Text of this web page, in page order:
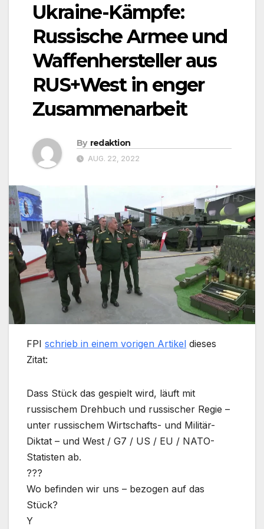
Ukraine-Kämpfe:
Russische Armee und
Waffenhersteller aus
RUS+West in enger
Zusammenarbeit
By redaktion
AUG. 22, 2022
FPI schrieb in einem vorigen Artikel dieses
Zitat:
Dass Stück das gespielt wird, läuft mit
russischem Drehbuch und russischer Regie –
unter russischem Wirtschafts- und Militär-
Diktat – und West / G7 / US / EU / NATO-
Statisten ab.
???
Wo befinden wir uns – bezogen auf das
Stück?
Y